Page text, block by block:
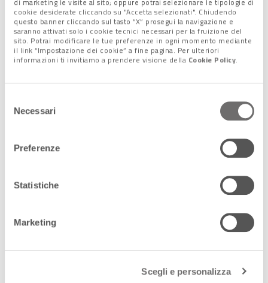
cookie desiderate cliccando su "Accetta selezionati". Chiudendo
questo banner cliccando sul tasto “X” prosegui la navigazione e
saranno attivati solo i cookie tecnici necessari per la fruizione del
sito. Potrai modificare le tue preferenze in ogni momento mediante
il link “Impostazione dei cookie” a fine pagina. Per ulteriori
informazioni ti invitiamo a prendere visione della Cookie Policy.
delNecessari
Preferenze
Statistiche
Marketing
Scegli e personalizza
nell’area, sta proseguendo, con oltre 100 scosse di
assestamento, a seguire le 2 più intense del 2 aprile: quella di
magnitudo 7.3 all’1.58 (ora italiana, poco prima delle 8 locali) e
la successiva di 6.4 alle 2.11.
Ilsisma, con epicentro nel mare al largo delle coste dello
Stato asiatico, che ha fatto scattare anche un allarme-
nell’isola.
una scossa da 7.6 gradi uccise circa 2.400 persone
L’estremo Oriente è comunque una zona ad alta sismicità,
dell’isola giapponese di Honshu.
Lascia un commento +